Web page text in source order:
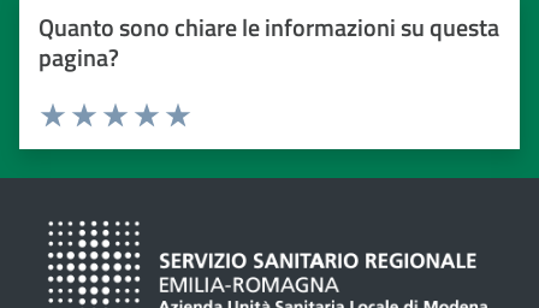
Quanto sono chiare le informazioni su questa
pagina?
Valuta da 1 a 5 stelle
Valuta 5 stelle su 5
Valuta 4 stelle su 5
Valuta 3 stelle su 5
Valuta 2 stelle su 5
Valuta 1 stelle su 5